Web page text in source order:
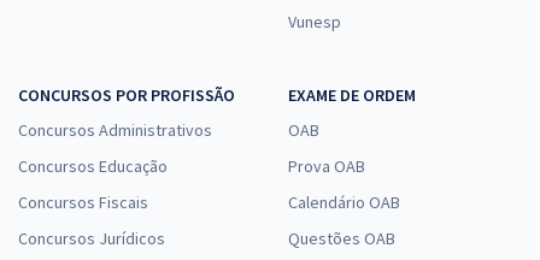
Vunesp
CONCURSOS POR PROFISSÃO
Concursos Administrativos
Concursos Educação
Concursos Fiscais
Concursos Jurídicos
EXAME DE ORDEM
OAB
Prova OAB
Calendário OAB
Questões OAB